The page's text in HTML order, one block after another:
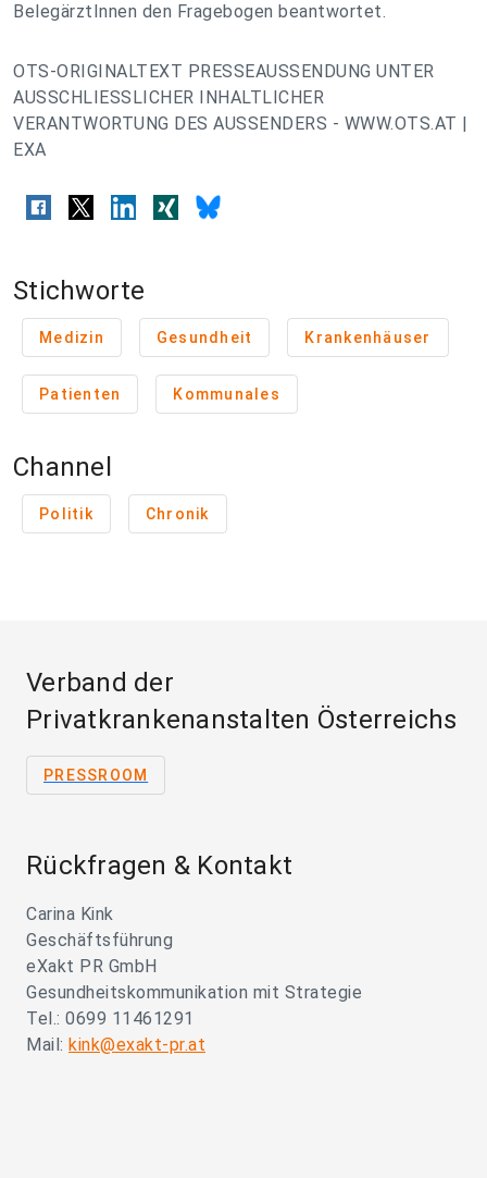
BelegärztInnen den Fragebogen beantwortet.
OTS-ORIGINALTEXT PRESSEAUSSENDUNG UNTER
AUSSCHLIESSLICHER INHALTLICHER
VERANTWORTUNG DES AUSSENDERS - WWW.OTS.AT |
EXA
Stichworte
Medizin Gesundheit Krankenhäuser
Patienten Kommunales
Channel
Politik Chronik
Verband der
Privatkrankenanstalten Österreichs
PRESSROOM
Rückfragen & Kontakt
Carina Kink
Geschäftsführung
eXakt PR GmbH
Gesundheitskommunikation mit Strategie
Tel.: 0699 11461291
Mail: kink@exakt-pr.at